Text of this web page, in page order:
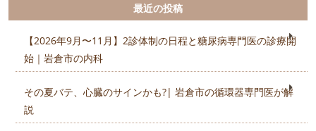
最近の投稿
【2026年9月〜11月】2診体制の日程と糖尿病専門医の診療開
始｜岩倉市の内科
その夏バテ、心臓のサインかも?| 岩倉市の循環器専門医が解
説